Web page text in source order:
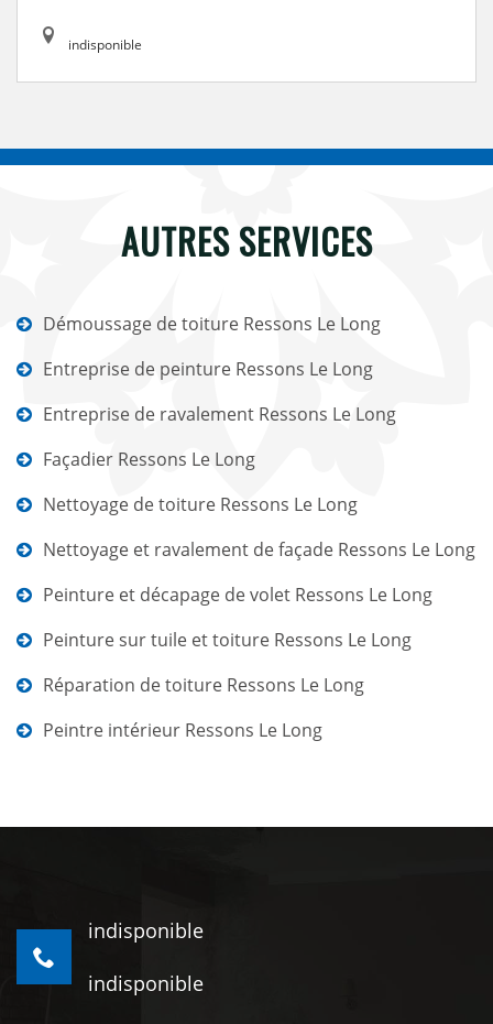
indisponible
AUTRES SERVICES
Démoussage de toiture Ressons Le Long
Entreprise de peinture Ressons Le Long
Entreprise de ravalement Ressons Le Long
Façadier Ressons Le Long
Nettoyage de toiture Ressons Le Long
Nettoyage et ravalement de façade Ressons Le Long
Peinture et décapage de volet Ressons Le Long
Peinture sur tuile et toiture Ressons Le Long
Réparation de toiture Ressons Le Long
Peintre intérieur Ressons Le Long
indisponible
indisponible